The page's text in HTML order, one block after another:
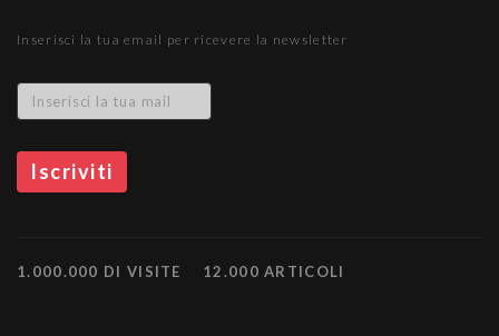
Inserisci la tua email per ricevere la newsletter
1.000.000 DI VISITE 12.000 ARTICOLI